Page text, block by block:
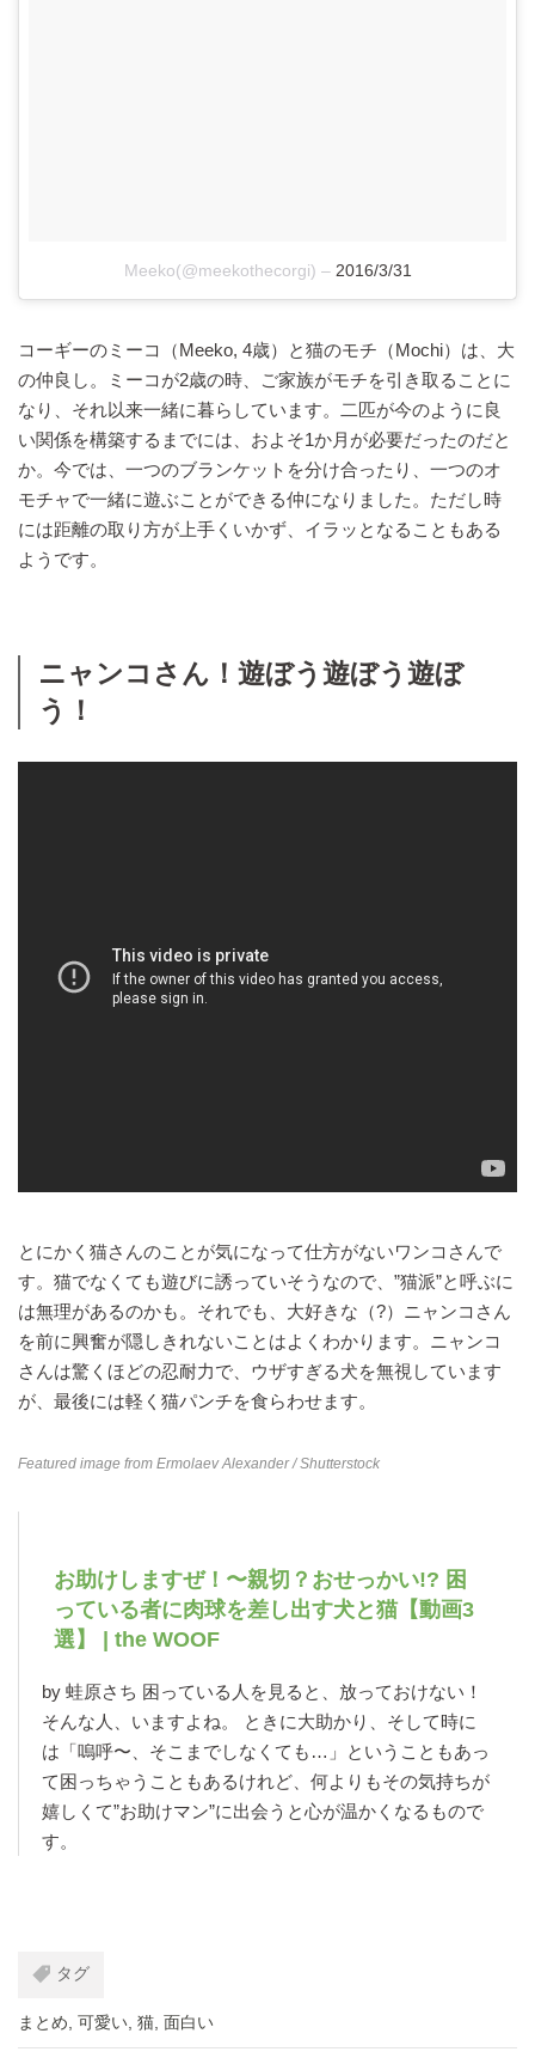
Meeko(@meekothecorgi) – 2016/3/31
コーギーのミーコ（Meeko, 4歳）と猫のモチ（Mochi）は、大
の仲良し。ミーコが2歳の時、ご家族がモチを引き取ることに
なり、それ以来一緒に暮らしています。二匹が今のように良
い関係を構築するまでには、およそ1か月が必要だったのだと
か。今では、一つのブランケットを分け合ったり、一つのオ
モチャで一緒に遊ぶことができる仲になりました。ただし時
には距離の取り方が上手くいかず、イラッとなることもある
ようです。
ニャンコさん！遊ぼう遊ぼう遊ぼ
う！
とにかく猫さんのことが気になって仕方がないワンコさんで
す。猫でなくても遊びに誘っていそうなので、”猫派”と呼ぶに
は無理があるのかも。それでも、大好きな（?）ニャンコさん
を前に興奮が隠しきれないことはよくわかります。ニャンコ
さんは驚くほどの忍耐力で、ウザすぎる犬を無視しています
が、最後には軽く猫パンチを食らわせます。
Featured image from Ermolaev Alexander/ Shutterstock
お助けしますぜ！〜親切？おせっかい!? 困
っている者に肉球を差し出す犬と猫【動画3
選】 | the WOOF
by 蛙原さち 困っている人を見ると、放っておけない！
そんな人、いますよね。 ときに大助かり、そして時に
は「嗚呼〜、そこまでしなくても…」ということもあっ
て困っちゃうこともあるけれど、何よりもその気持ちが
嬉しくて”お助けマン”に出会うと心が温かくなるもので
す。
タグ
まとめ 可愛い 猫 面白い